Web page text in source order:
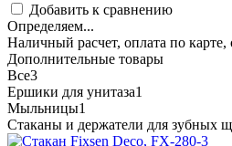
Добавить к сравнению
Определяем...
Наличный расчет, оплата по
Дополнительные товары
Все3
Ершики для унитаза1
Мыльницы1
Стаканы и держатели для зубных